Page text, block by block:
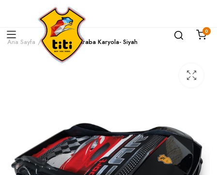
0
Ana Sayfa Genel Titi Araba Karyola- Siyah